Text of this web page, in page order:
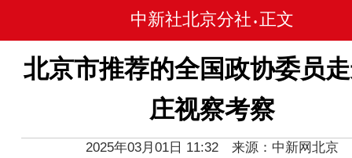
中新社北京分社 • 正文
北京市推荐的全国政协委员
庄视察考察
2025年03月01日 11:32 来源：中新网北京